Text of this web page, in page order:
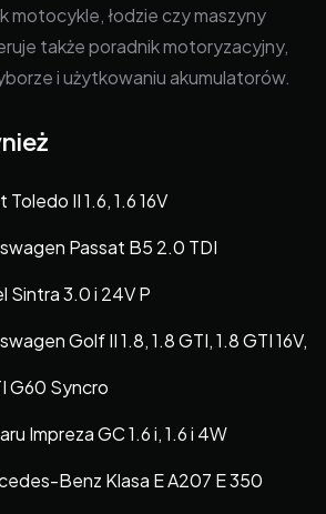
motocykle, łodzie czy maszyny
także poradnik motoryzacyjny,
i użytkowaniu akumulatorów.
II 1.6, 1.6 16V
Passat B5 2.0 TDI
Sintra 3.0 i 24V P
Golf II 1.8, 1.8 GTI, 1.8 GTI 16V,
G60 Syncro
Impreza GC 1.6 i, 1.6 i 4W
Benz Klasa E A207 E 350